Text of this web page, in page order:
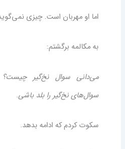
اما او مهربان است. چیزی
به مکالمه برگشتم:
می‌دانی سوال نخ‌گیر چیست؟
سوال‌های نخ‌گیر را بلد باشی.
سکوت کردم که ادامه بدهد.